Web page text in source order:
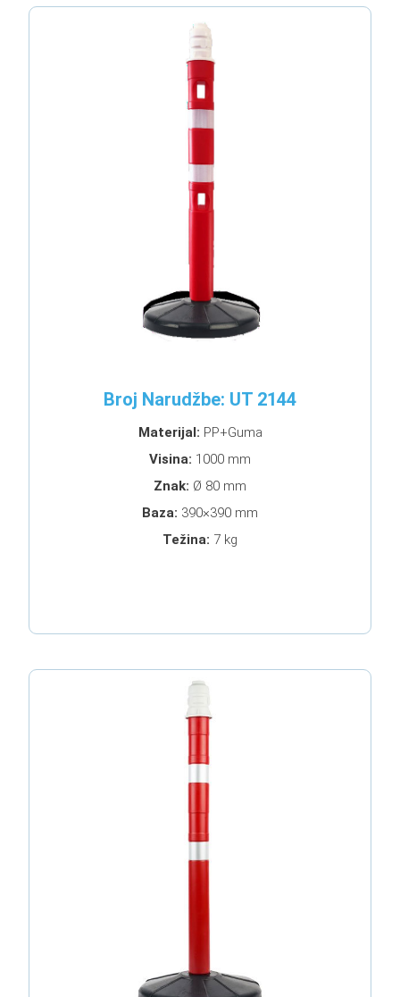
Broj Narudžbe: UT 2144
Materijal: PP+Guma
Visina: 1000 mm
Znak: Ø 80 mm
Baza: 390×390 mm
Težina: 7 kg